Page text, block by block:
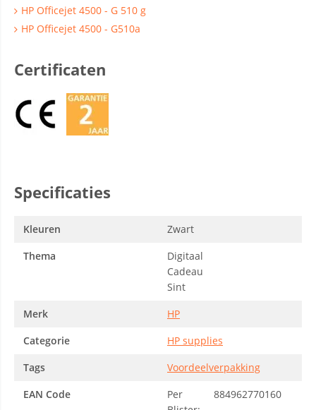
HP Officejet 4500 - G 510 g
HP Officejet 4500 - G510a
Certificaten
Specificaties
Kleuren
Zwart
Thema
Digitaal
Cadeau
Sint
Merk
HP
Categorie
HP supplies
Tags
Voordeelverpakking
EAN Code
Per
884962770160